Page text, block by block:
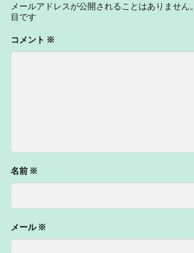
メールアドレスが公開されることはありません。
目です
コメント ※
名前 ※
メール※